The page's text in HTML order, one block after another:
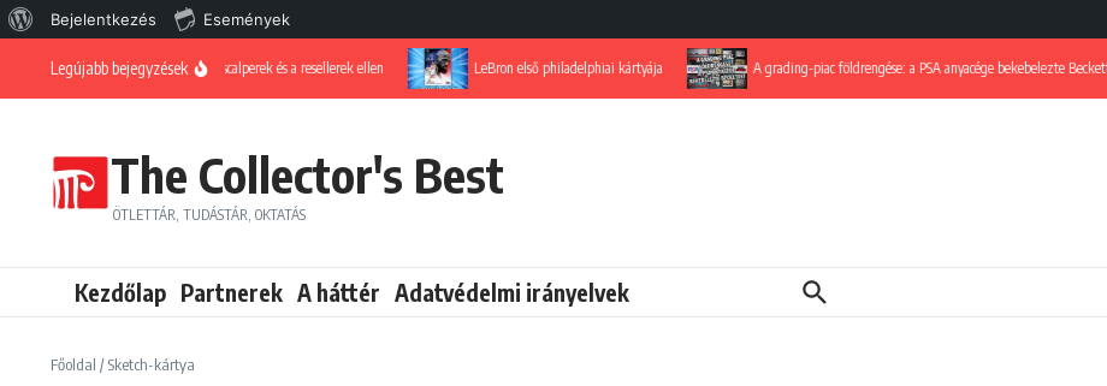
WordPress, a csodás
Bejelentkezés Események
Legújabb bejegyzésekHarc a scalperek és a resellerek ellen LeBron első philadelphiai kártyája A grading-piac földrengése: a PSA anyacége bekebelezte Beckettet
The Collector's Best
ÖTLETTÁR, TUDÁSTÁR, OKTATÁS
Kezdőlap Partnerek A háttér Adatvédelmi irányelvek
Főoldal /Sketch-kártya